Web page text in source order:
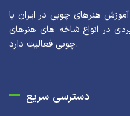
هنرهای چوبی در ایران با
در انواع شاخه های هنرهای
چوبی فعالیت دارد.
دسترسی سریع